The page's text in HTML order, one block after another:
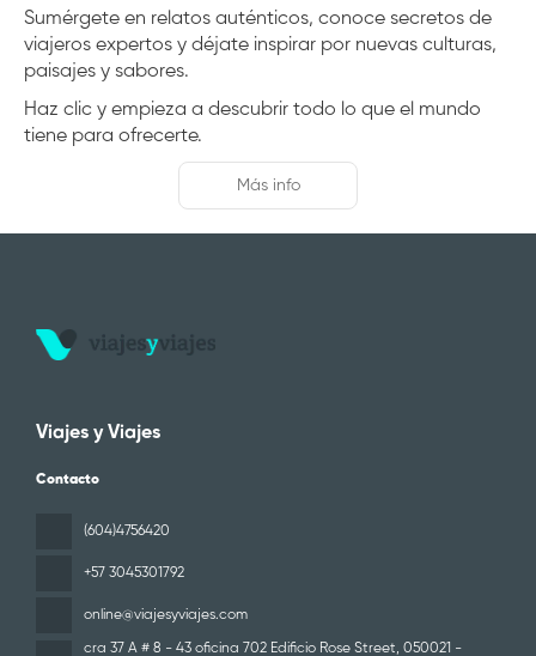
Sumérgete en relatos auténticos, conoce secretos de
viajeros expertos y déjate inspirar por nuevas culturas,
paisajes y sabores.
Haz clic y empieza a descubrir todo lo que el mundo
tiene para ofrecerte.
Más info
Viajes y Viajes
Contacto
(604)4756420
+57 3045301792
online@viajesyviajes.com
cra 37 A # 8 - 43 oficina 702 Edificio Rose Street, 050021 -